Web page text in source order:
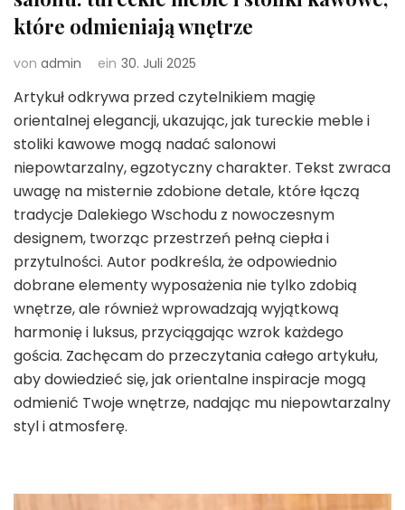
które odmieniają wnętrze
von admin ein 30. Juli 2025
Artykuł odkrywa przed czytelnikiem magię
orientalnej elegancji, ukazując, jak tureckie meble i
stoliki kawowe mogą nadać salonowi
niepowtarzalny, egzotyczny charakter. Tekst zwraca
uwagę na misternie zdobione detale, które łączą
tradycje Dalekiego Wschodu z nowoczesnym
designem, tworząc przestrzeń pełną ciepła i
przytulności. Autor podkreśla, że odpowiednio
dobrane elementy wyposażenia nie tylko zdobią
wnętrze, ale również wprowadzają wyjątkową
harmonię i luksus, przyciągając wzrok każdego
gościa. Zachęcam do przeczytania całego artykułu,
aby dowiedzieć się, jak orientalne inspiracje mogą
odmienić Twoje wnętrze, nadając mu niepowtarzalny
styl i atmosferę.